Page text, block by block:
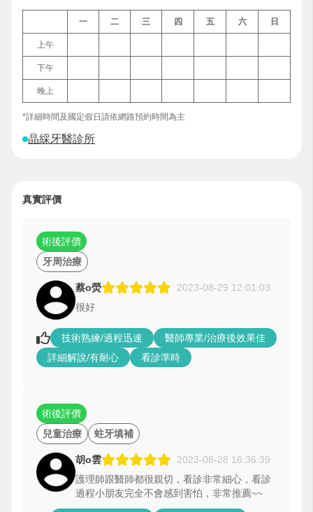
一 二 三 四 五 六 日
上午
下午
晚上
*詳細時間及國定假日請依網路預約時間為主
晶綵牙醫診所
真實評價
牙周治療
術後評價
蔡o熒
2023-08-29 12:01:03
很好
技術熟練/過程迅速
醫師專業/治療後效果佳
詳細解說/有耐心
看診準時
兒童治療 蛀牙填補
術後評價
胡o雲
2023-08-28 16:36:39
護理師跟醫師都很親切，看診非常細心，看診
過程小朋友完全不會感到害怕，非常推薦~~